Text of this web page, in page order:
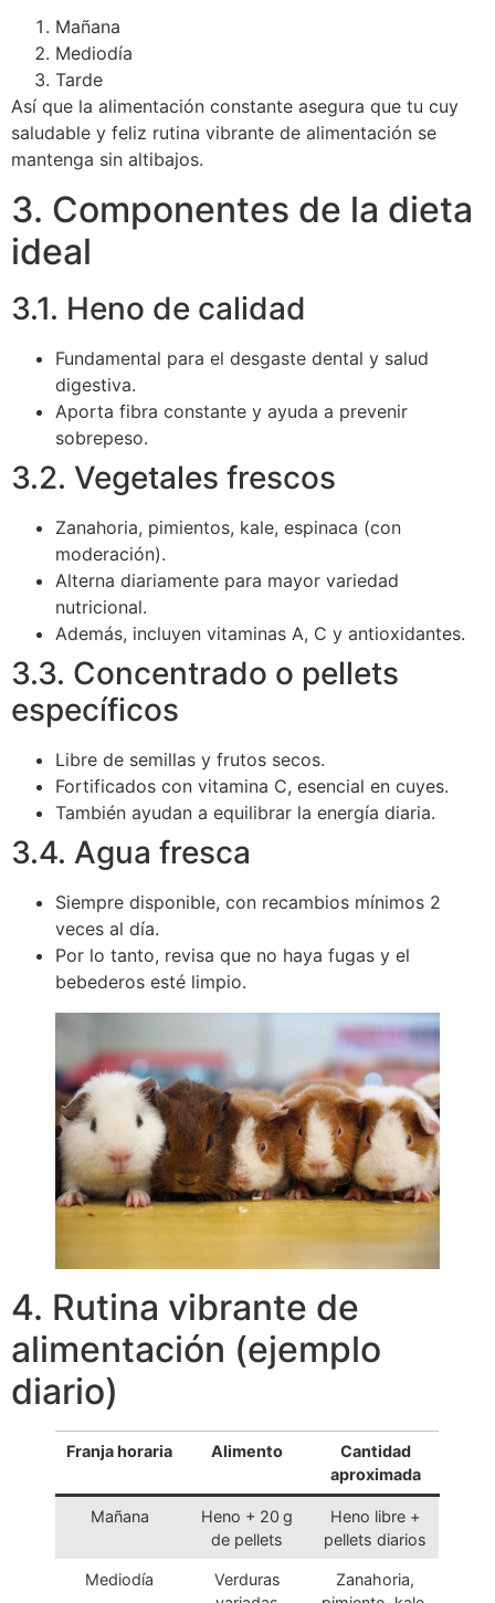
Mañana
Mediodía
Tarde
Así que la alimentación constante asegura que tu cuy
saludable y feliz rutina vibrante de alimentación se
mantenga sin altibajos.
3. Componentes de la dieta
ideal
3.1. Heno de calidad
Fundamental para el desgaste dental y salud
digestiva.
Aporta fibra constante y ayuda a prevenir
sobrepeso.
3.2. Vegetales frescos
Zanahoria, pimientos, kale, espinaca (con
moderación).
Alterna diariamente para mayor variedad
nutricional.
Además, incluyen vitaminas A, C y antioxidantes.
3.3. Concentrado o pellets
específicos
Libre de semillas y frutos secos.
Fortificados con vitamina C, esencial en cuyes.
También ayudan a equilibrar la energía diaria.
3.4. Agua fresca
Siempre disponible, con recambios mínimos 2
veces al día.
Por lo tanto, revisa que no haya fugas y el
bebederos esté limpio.
4. Rutina vibrante de
alimentación (ejemplo
diario)
Franja horaria Alimento
Cantidad
aproximada
Mañana
Heno + 20 g
de pellets
Heno libre +
pellets diarios
Mediodía
Verduras
Zanahoria,